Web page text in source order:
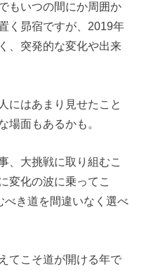
もいつの間にか周囲か
く昴宿ですが、2019年
、突発的な変化や出来
にはあまり見せたこと
場面もあるかも。
、大挑戦に取り組むこ
変化の波に乗ってこ
べき道を間違いなく選べ
てこそ道が開ける年で